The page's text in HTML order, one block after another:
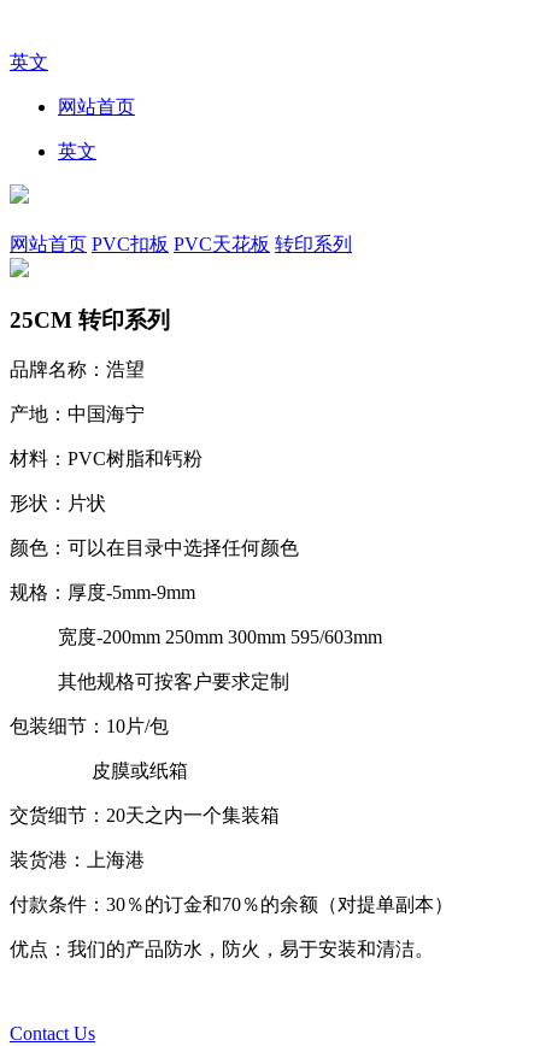
英文
网站首页
英文
网站首页 PVC扣板 PVC天花板 转印系列
25CM 转印系列
品牌名称：浩望
产地：中国海宁
材料：PVC树脂和钙粉
形状：片状
颜色：可以在目录中选择任何颜色
规格：厚度-5mm-9mm
宽度-200mm 250mm 300mm 595/603mm
其他规格可按客户要求定制
包装细节：10片/包
皮膜或纸箱
交货细节：20天之内一个集装箱
装货港：上海港
付款条件：30％的订金和70％的余额（对提单副本）
优点：我们的产品防水，防火，易于安装和清洁。
Contact Us